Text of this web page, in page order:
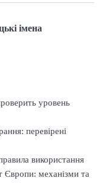
імена
уровень
перевірені
використання
Європи: механізми та